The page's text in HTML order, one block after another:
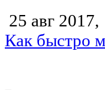
25 авг 2017,
Как быстро